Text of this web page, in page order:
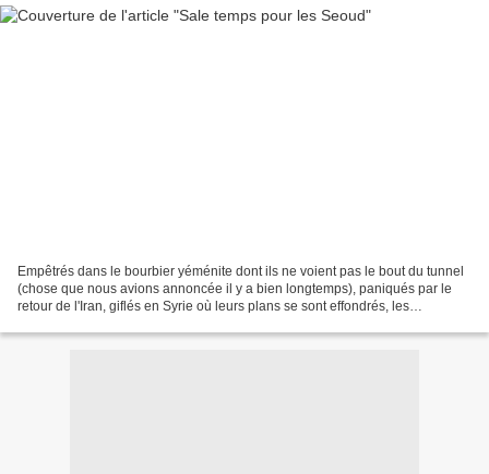
Empêtrés dans le bourbier yéménite dont ils ne voient pas le bout du tunnel
(chose que nous avions annoncée il y a bien longtemps), paniqués par le
retour de l'Iran, giflés en Syrie où leurs plans se sont effondrés, les